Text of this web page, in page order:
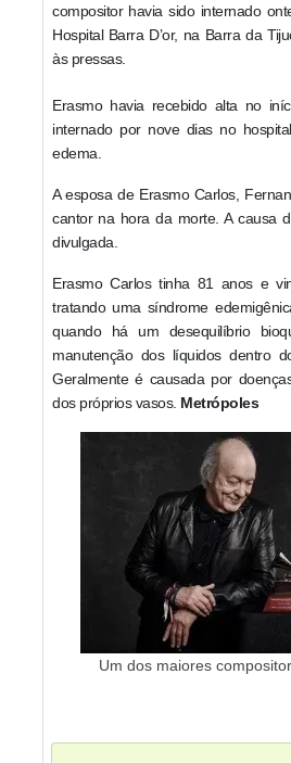
compositor havia sido internado
Hospital Barra D’or, na Barra da
às pressas.
Erasmo havia recebido alta no
internado por nove dias no
edema.
A esposa de Erasmo Carlos,
cantor na hora da morte. A causa
divulgada.
Erasmo Carlos tinha 81 anos e
tratando uma síndrome
quando há um desequilíbrio
manutenção dos líquidos dentro
Geralmente é causada por
dos próprios vasos. Metrópoles
Um dos maiores